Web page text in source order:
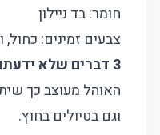
חומר: בד ניילון
צבעים זמינים: כחול,
3 דברים שלא ידעתם על האוהל:
האוהל מעוצב כך
וגם בטיולים בחוץ.